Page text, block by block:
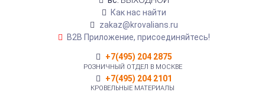
Как нас найти
zakaz@krovalians.ru
B2B Приложение, присоединяйтесь!
+7(495) 204 2875
РОЗНИЧНЫЙ ОТДЕЛ В МОСКВЕ
+7(495) 204 2101
КРОВЕЛЬНЫЕ МАТЕРИАЛЫ